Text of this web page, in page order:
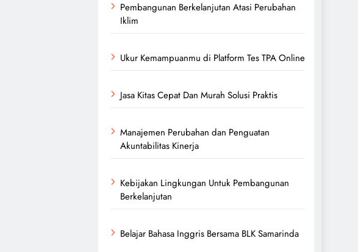
Pembangunan Berkelanjutan Atasi Perubahan
Iklim
Ukur Kemampuanmu di Platform Tes TPA Online
Jasa Kitas Cepat Dan Murah Solusi Praktis
Manajemen Perubahan dan Penguatan
Akuntabilitas Kinerja
Kebijakan Lingkungan Untuk Pembangunan
Berkelanjutan
Belajar Bahasa Inggris Bersama BLK Samarinda